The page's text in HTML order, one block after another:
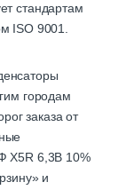
стандартам
ISO 9001.
городам
заказа от
X5R 6,3B 10%
и